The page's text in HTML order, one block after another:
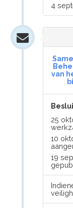
4
van
25
10
19